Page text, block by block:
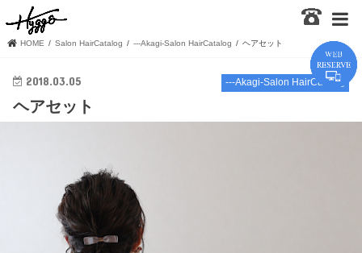
HOME Salon HairCatalog ---Akagi-Salon HairCatalog ヘアセット
---Akagi-Salon HairCatalog
2018.03.05
ヘアセット